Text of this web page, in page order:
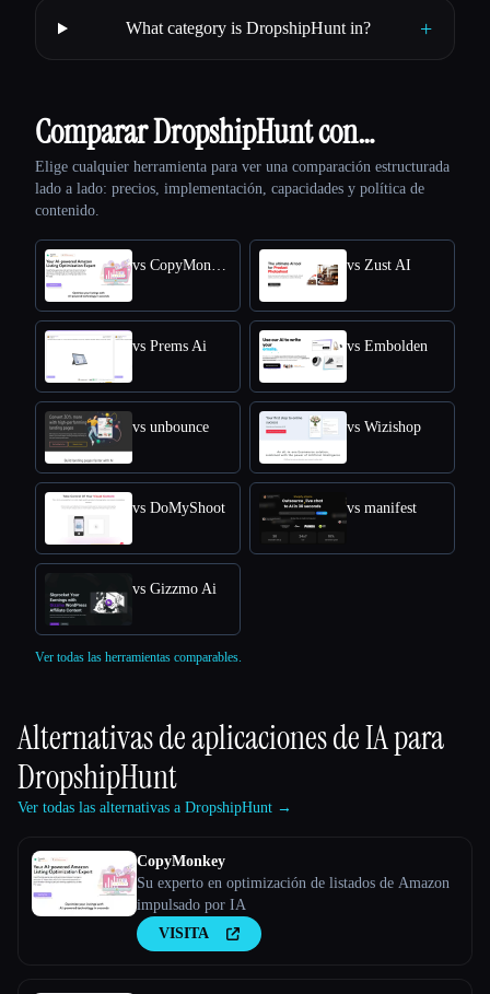
What category is DropshipHunt in? +
Comparar DropshipHunt con…
Elige cualquier herramienta para ver una comparación estructurada
lado a lado: precios, implementación, capacidades y política de
contenido.
vs CopyMonkey vs Zust AI
vs Prems Ai vs Embolden
vs unbounce vs Wizishop
vs DoMyShoot vs manifest
vs Gizzmo Ai
Ver todas las herramientas comparables.
Alternativas de aplicaciones de IA para
DropshipHunt
Ver todas las alternativas a DropshipHunt →
CopyMonkey
Su experto en optimización de listados de Amazon
impulsado por IA
VISITA